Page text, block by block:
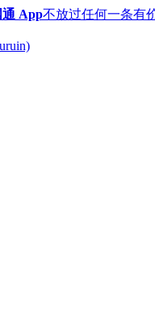
通 App不放过任何一条有